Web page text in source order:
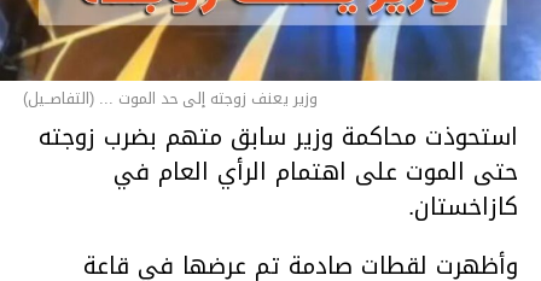
وزير يعنف زوجته إلى حد الموت ... (التفاصــيل)
استحوذت محاكمة وزير سابق متهم بضرب زوجته
حتى الموت على اهتمام الرأي العام في
كازاخستان.
وأظهرت لقطات صادمة تم عرضها في قاعة